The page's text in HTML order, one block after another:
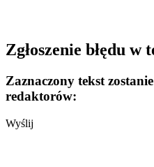
Zgłoszenie błędu w
Zaznaczony tekst
redaktorów:
Wyślij